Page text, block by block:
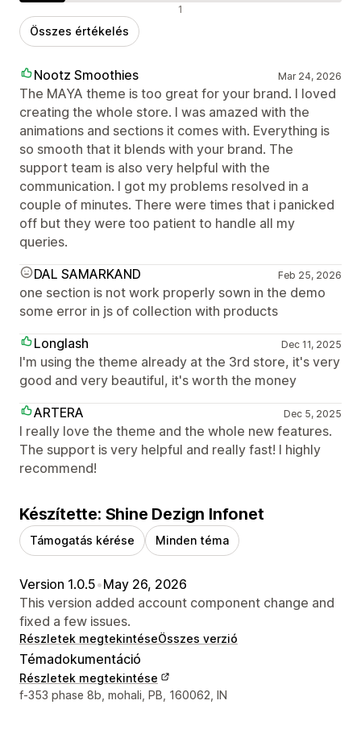
1
Összes értékelés
Nootz Smoothies Mar 24, 2026
The MAYA theme is too great for your brand. I loved
creating the whole store. I was amazed with the
animations and sections it comes with. Everything is
so smooth that it blends with your brand. The
support team is also very helpful with the
communication. I got my problems resolved in a
couple of minutes. There were times that i panicked
off but they were too patient to handle all my
queries.
DAL SAMARKAND
Feb 25, 2026
one section is not work properly sown in the demo
some error in js of collection with products
Longlash
Dec 11, 2025
I'm using the theme already at the 3rd store, it's very
good and very beautiful, it's worth the money
ARTERA
Dec 5, 2025
I really love the theme and the whole new features.
The support is very helpful and really fast! I highly
recommend!
Készítette: Shine Dezign Infonet
Támogatás kérése Minden téma
Version 1.0.5•May 26, 2026
This version added account component change and
fixed a few issues.
Részletek megtekintéseÖsszes verzió
Témadokumentáció
Részletek megtekintése
Dizájner kapcsolattartási adatai
f-353 phase 8b, mohali, PB, 160062, IN